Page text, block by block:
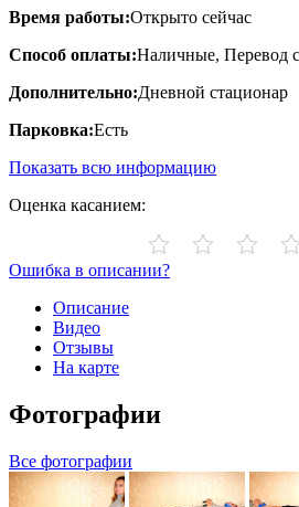
Время работы:Открыто сейчас
Способ оплаты:Наличные, Перевод
Дополнительно:Дневной стационар
Парковка:Есть
Показать всю информацию
Оценка касанием:
Ошибка в описании?
Описание
Видео
Отзывы
На карте
Фотографии
Все фотографии